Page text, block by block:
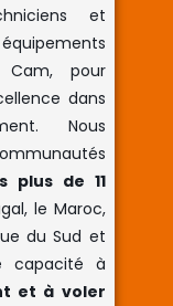
et
Cam, pour
dans
Nous
plus de 11
le Maroc,
du Sud et
capacité à
et à voler